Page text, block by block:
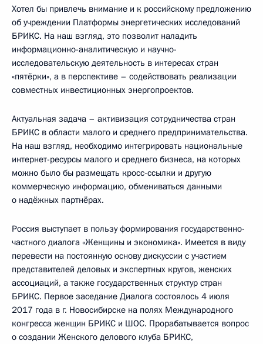
Хотел бы привлечь внимание и к российскому предложению
об учреждении Платформы энергетических исследований
БРИКС. На наш взгляд, это позволит наладить
информационно-аналитическую и научно-
исследовательскую деятельность в интересах стран
«пятёрки», а в перспективе – содействовать реализации
совместных инвестиционных энергопроектов.
Актуальная задача – активизация сотрудничества стран
БРИКС в области малого и среднего предпринимательства.
На наш взгляд, необходимо интегрировать национальные
интернет-ресурсы малого и среднего бизнеса, на которых
можно было бы размещать кросс-ссылки и другую
коммерческую информацию, обмениваться данными
о надёжных партнёрах.
Россия выступает в пользу формирования государственно-
частного диалога «Женщины и экономика». Имеется в виду
перевести на постоянную основу дискуссии с участием
представителей деловых и экспертных кругов, женских
ассоциаций, а также государственных структур стран
БРИКС. Первое заседание Диалога состоялось 4 июля
2017 года в г. Новосибирске на полях Международного
конгресса женщин БРИКС и ШОС. Прорабатывается вопрос
о создании Женского делового клуба БРИКС,